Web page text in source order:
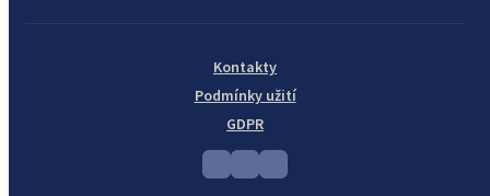
Kontakty
Podmínky užití
GDPR